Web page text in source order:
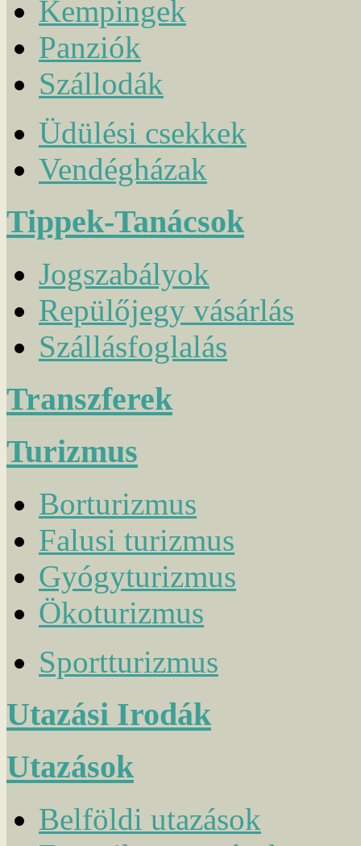
Kempingek
Panziók
Szállodák
Üdülési csekkek
Vendégházak
Tippek-Tanácsok
Jogszabályok
Repülőjegy vásárlás
Szállásfoglalás
Transzferek
Turizmus
Borturizmus
Falusi turizmus
Gyógyturizmus
Ökoturizmus
Sportturizmus
Utazási Irodák
Utazások
Belföldi utazások